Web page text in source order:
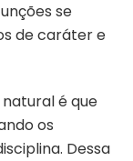
se
de caráter e
é que
os
Dessa